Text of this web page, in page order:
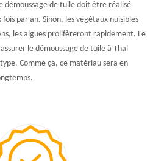
démoussage de tuile doit être réalisé
par an. Sinon, les végétaux nuisibles
les algues prolifèreront rapidement. Le
le démoussage de tuile à Thal
Comme ça, ce matériau sera en